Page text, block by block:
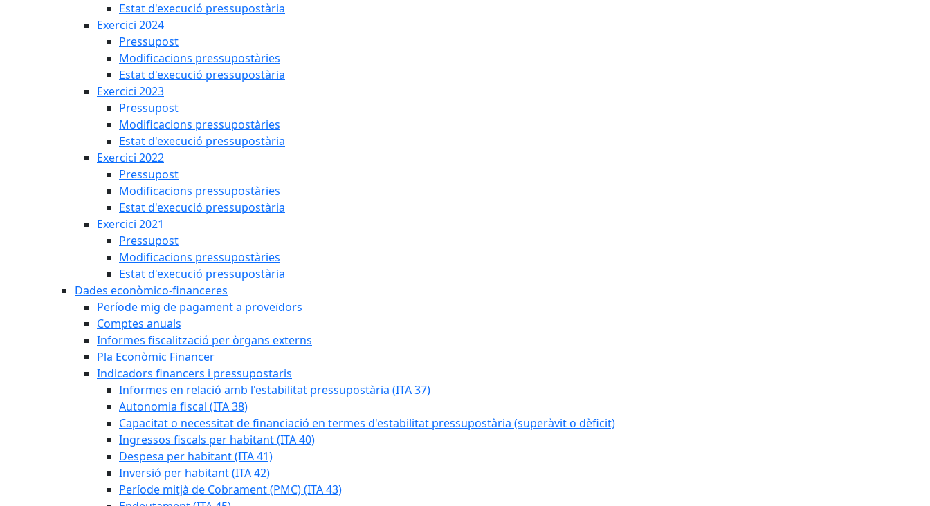
Estat d'execució pressupostària
Exercici 2024
Pressupost
Modificacions pressupostàries
Estat d'execució pressupostària
Exercici 2023
Pressupost
Modificacions pressupostàries
Estat d'execució pressupostària
Exercici 2022
Pressupost
Modificacions pressupostàries
Estat d'execució pressupostària
Exercici 2021
Pressupost
Modificacions pressupostàries
Estat d'execució pressupostària
Dades econòmico-financeres
Període mig de pagament a proveïdors
Comptes anuals
Informes fiscalització per òrgans externs
Pla Econòmic Financer
Indicadors financers i pressupostaris
Informes en relació amb l'estabilitat pressupostària (ITA 37)
Autonomia fiscal (ITA 38)
Capacitat o necessitat de financiació en termes d'estabilitat pressupostària (superàvit o dèficit)
Ingressos fiscals per habitant (ITA 40)
Despesa per habitant (ITA 41)
Inversió per habitant (ITA 42)
Període mitjà de Cobrament (PMC) (ITA 43)